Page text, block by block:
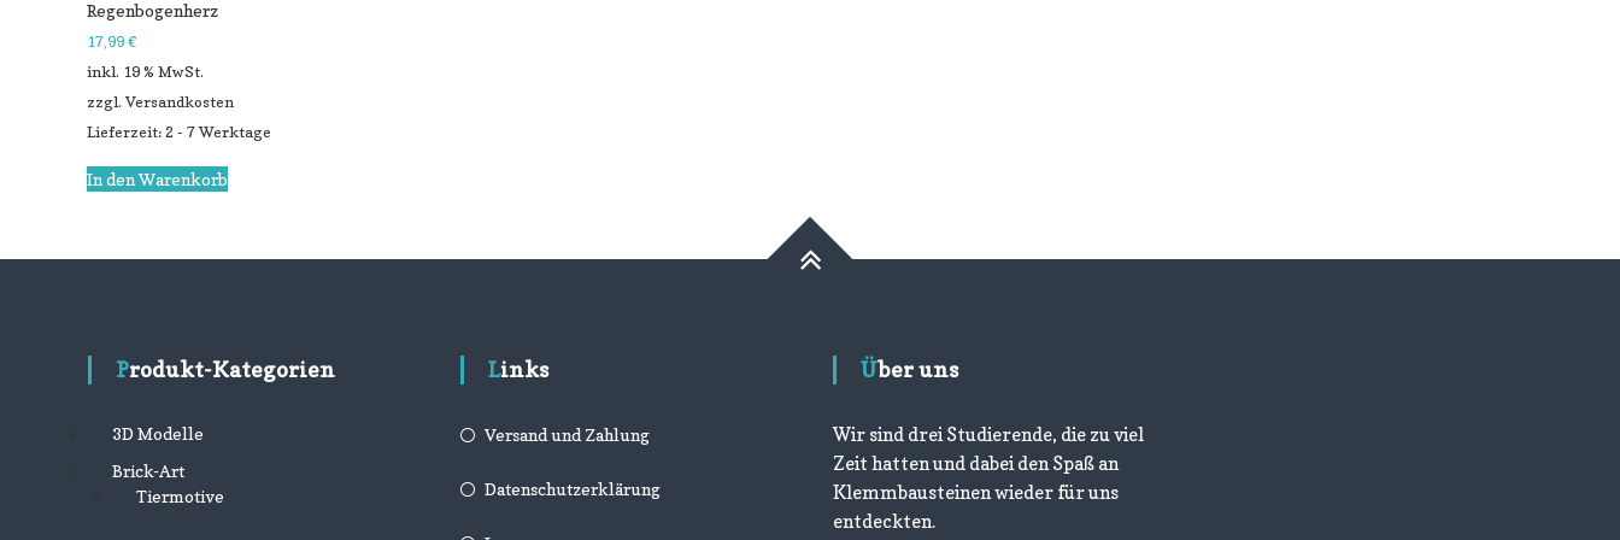
Regenbogenherz
17,99 €
inkl. 19 % MwSt.
zzgl. Versandkosten
Lieferzeit: 2 - 7 Werktage
In den Warenkorb
Produkt-Kategorien
3D Modelle
Brick-Art
Tiermotive
Links
Versand und Zahlung
Datenschutzerklärung
Über uns
Wir sind drei Studierende, die zu viel
Zeit hatten und dabei den Spaß an
Klemmbausteinen wieder für uns
entdeckten.